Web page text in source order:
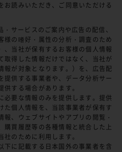
お読みいただき、ご同意いただける
サービスのご案内や広告の配信、
様の嗜好・属性の分析・調査のため
、当社が保有するお客様の個人情報
取得した情報だけではなく、当社が
報が対象となります。）を、広告配
供する事業者や、データ分析サー
する場合があります。
必要な情報のみを提供します。提供
た個人情報を、当該事業者が保有す
、ウェブサイトやアプリの閲覧・
購買履歴等の各種情報と統合した上
のために利用します。
下に記載する日本国外の事業者を含